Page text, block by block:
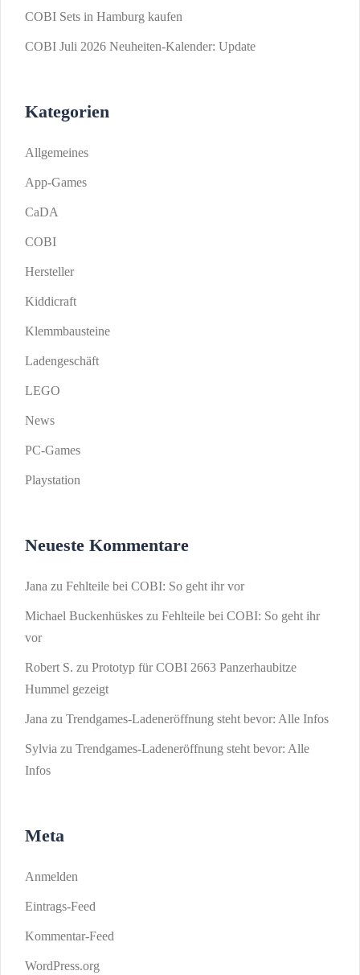
COBI Sets in Hamburg kaufen
COBI Juli 2026 Neuheiten-Kalender: Update
Kategorien
Allgemeines
App-Games
CaDA
COBI
Hersteller
Kiddicraft
Klemmbausteine
Ladengeschäft
LEGO
News
PC-Games
Playstation
Neueste Kommentare
Jana zu Fehlteile bei COBI: So geht ihr vor
Michael Buckenhüskes zu Fehlteile bei COBI: So geht ihr
vor
Robert S. zu Prototyp für COBI 2663 Panzerhaubitze
Hummel gezeigt
Jana zu Trendgames-Ladeneröffnung steht bevor: Alle Infos
Sylvia zu Trendgames-Ladeneröffnung steht bevor: Alle
Infos
Meta
Anmelden
Eintrags-Feed
Kommentar-Feed
WordPress.org